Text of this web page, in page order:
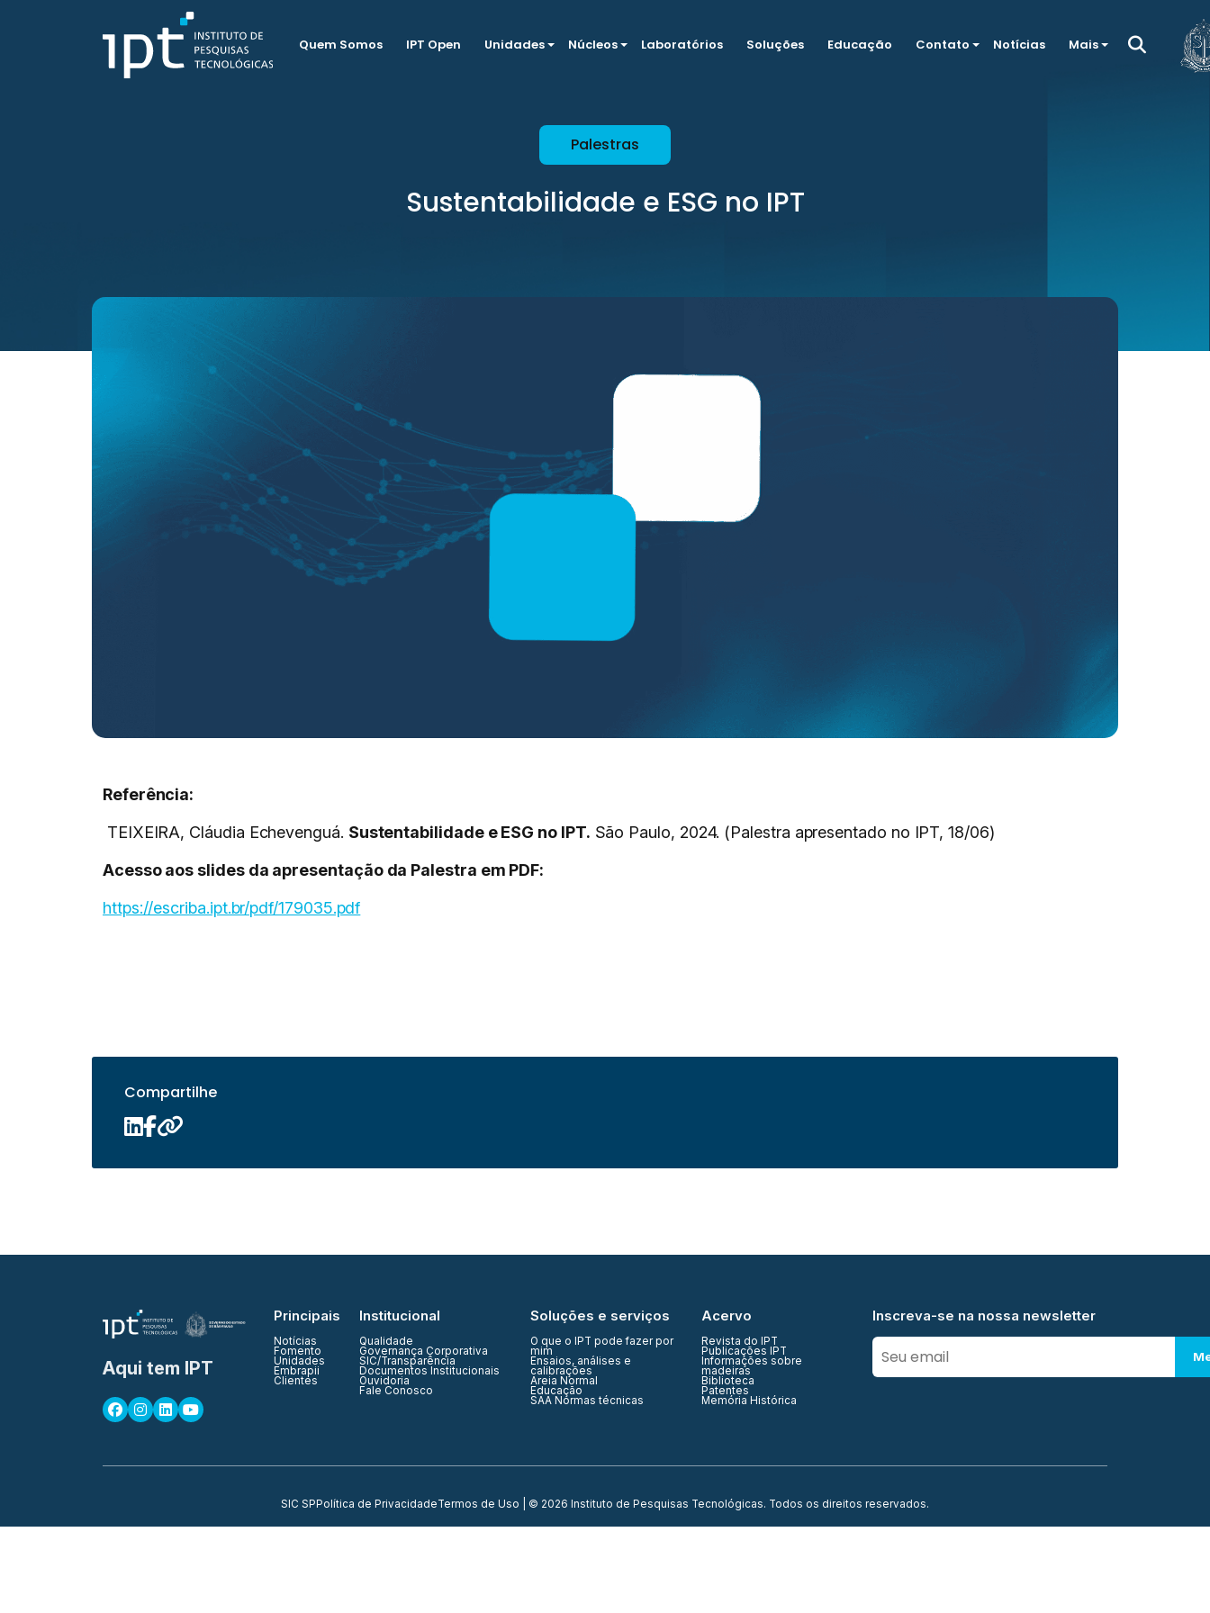
Quem Somos IPT Open Unidades Núcleos Laboratórios Soluções Educação Contato Notícias Mais
Palestras
Sustentabilidade e ESG no IPT
Referência:
TEIXEIRA, Cláudia Echevenguá. Sustentabilidade e ESG no IPT. São Paulo, 2024. (Palestra apresentado no IPT, 18/06)
Acesso aos slides da apresentação da Palestra em PDF:
https://escriba.ipt.br/pdf/179035.pdf
Compartilhe
Aqui tem IPT
Principais
Notícias
Fomento
Unidades
Embrapii
Clientes
Institucional
Qualidade
Governança Corporativa
SIC/Transparência
Documentos Institucionais
Ouvidoria
Fale Conosco
Soluções e serviços
O que o IPT pode fazer por
mim
Ensaios, análises e
calibrações
Areia Normal
Educação
SAA Normas técnicas
Acervo
Revista do IPT
Publicações IPT
Informações sobre
madeiras
Biblioteca
Patentes
Memória Histórica
Inscreva-se na nossa newsletter
SIC SPPolítica de PrivacidadeTermos de Uso | © 2026 Instituto de Pesquisas Tecnológicas. Todos os direitos reservados.